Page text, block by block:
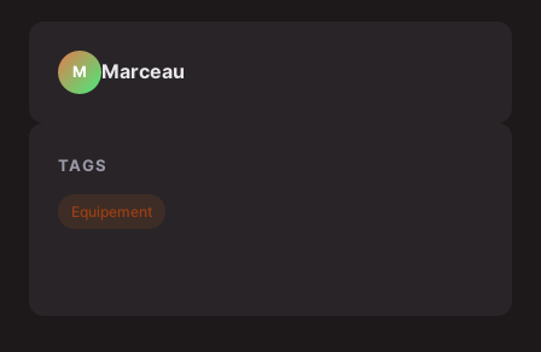
M Marceau
TAGS
Equipement